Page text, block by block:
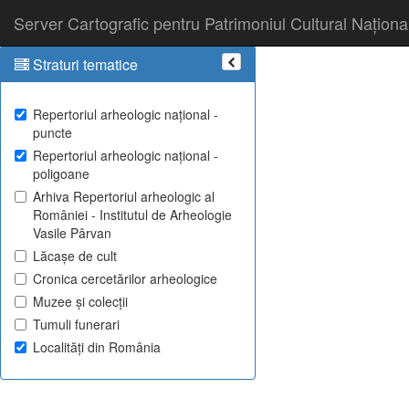
Server Cartografic pentru Patrimoniul Cultural
Straturi tematice
Repertoriul arheologic național -
puncte
Repertoriul arheologic național -
poligoane
Arhiva Repertoriul arheologic al
României - Institutul de Arheologie
Vasile Pârvan
Lăcașe de cult
Cronica cercetărilor arheologice
Muzee și colecții
Tumuli funerari
Localități din România